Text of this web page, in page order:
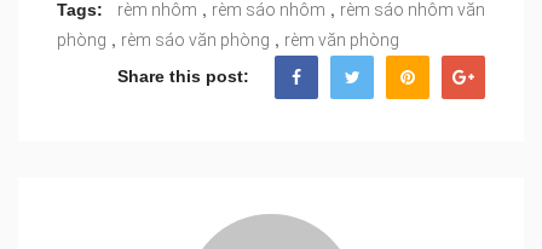
Tags: rèm nhôm , rèm sáo nhôm , rèm sáo nhôm văn
phòng , rèm sáo văn phòng , rèm văn phòng
Share this post: